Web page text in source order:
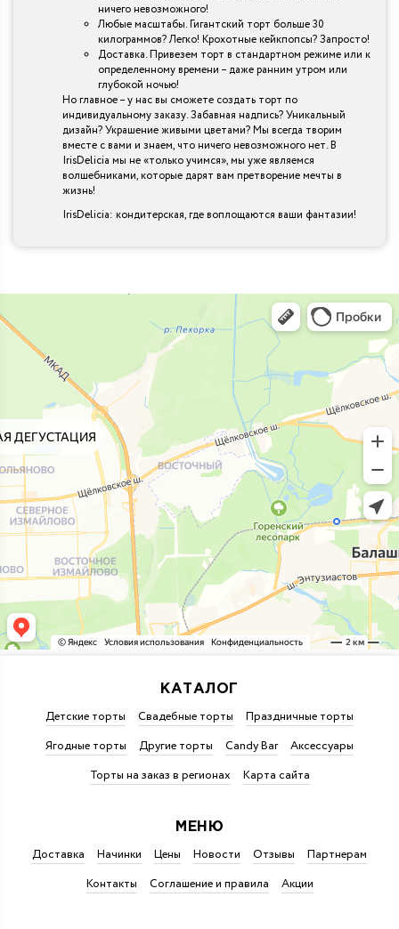
ничего невозможного!
Любые масштабы. Гигантский торт больше 30
килограммов? Легко! Крохотные кейкпопсы? Запросто!
Доставка. Привезем торт в стандартном режиме или к
определенному времени – даже ранним утром или
глубокой ночью!
Но главное – у нас вы сможете создать торт по
индивидуальному заказу. Забавная надпись? Уникальный
дизайн? Украшение живыми цветами? Мы всегда творим
вместе с вами и знаем, что ничего невозможного нет. В
IrisDelicia мы не «только учимся», мы уже являемся
волшебниками, которые дарят вам претворение мечты в
жизнь!
IrisDelicia: кондитерская, где воплощаются ваши фантазии!
КАТАЛОГ
Детские торты Свадебные торты
Праздничные торты
Ягодные торты
Другие торты Candy Bar
Аксессуары
Торты на заказ в регионах
Карта сайта
МЕНЮ
Доставка Начинки Цены Новости Отзывы
Партнерам
Контакты
Соглашение и правила Акции